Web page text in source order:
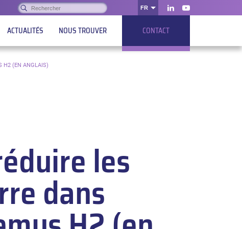
Rechercher :
OK FR
LinkedInYoutube
ACTUALITÉS NOUS TROUVER CONTACT
H2 (EN ANGLAIS)
les
dans